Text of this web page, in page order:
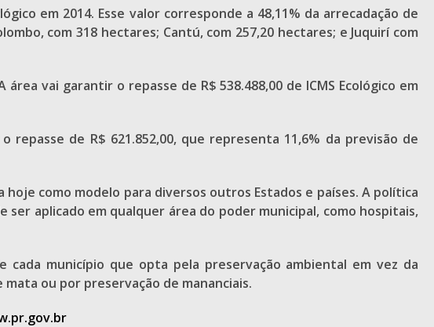
em 2014. Esse valor corresponde a 48,11% da arrecadação de
com 318 hectares; Cantú, com 257,20 hectares; e Juquirí com
vai garantir o repasse de R$ 538.488,00 de ICMS Ecológico em
repasse de R$ 621.852,00, que representa 11,6% da previsão de
hoje como modelo para diversos outros Estados e países. A política
aplicado em qualquer área do poder municipal, como hospitais,
município que opta pela preservação ambiental em vez da
ou por preservação de mananciais.